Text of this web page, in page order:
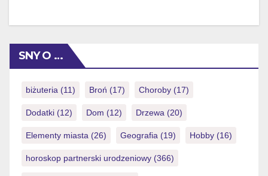
SNY O …
biżuteria (11) Broń (17) Choroby (17)
Dodatki (12) Dom (12) Drzewa (20)
Elementy miasta (26) Geografia (19) Hobby (16)
horoskop partnerski urodzeniowy (366)